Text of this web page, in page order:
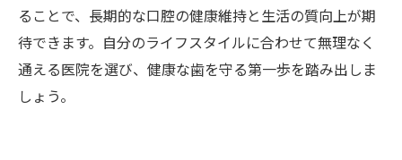
ることで、長期的な口腔の健康維持と生活の質向上が期
待できます。自分のライフスタイルに合わせて無理なく
通える医院を選び、健康な歯を守る第一歩を踏み出しま
しょう。